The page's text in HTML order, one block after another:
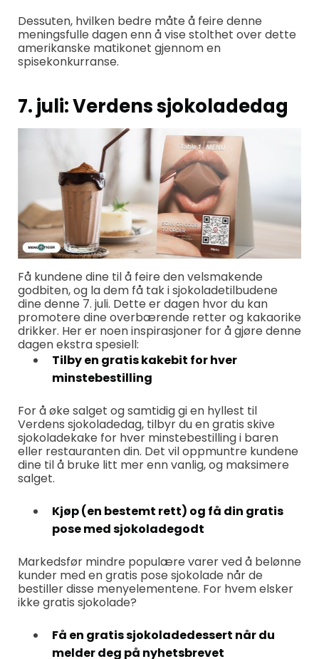
Dessuten, hvilken bedre måte å feire denne
meningsfulle dagen enn å vise stolthet over dette
amerikanske matikonet gjennom en
spisekonkurranse.
7. juli: Verdens sjokoladedag
Få kundene dine til å feire den velsmakende
godbiten, og la dem få tak i sjokoladetilbudene
dine denne 7. juli. Dette er dagen hvor du kan
promotere dine overbærende retter og kakaorike
drikker. Her er noen inspirasjoner for å gjøre denne
dagen ekstra spesiell:
Tilby en gratis kakebit for hver
minstebestilling
For å øke salget og samtidig gi en hyllest til
Verdens sjokoladedag, tilbyr du en gratis skive
sjokoladekake for hver minstebestilling i baren
eller restauranten din. Det vil oppmuntre kundene
dine til å bruke litt mer enn vanlig, og maksimere
salget.
Kjøp (en bestemt rett) og få din gratis
pose med sjokoladegodt
Markedsfør mindre populære varer ved å belønne
kunder med en gratis pose sjokolade når de
bestiller disse menyelementene. For hvem elsker
ikke gratis sjokolade?
Få en gratis sjokoladedessert når du
melder deg på nyhetsbrevet